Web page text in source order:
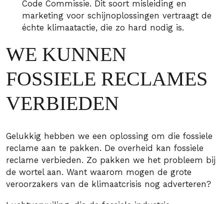
Code Commissie. Dit soort misleiding en
marketing voor schijnoplossingen vertraagt de
échte klimaatactie, die zo hard nodig is.
WE KUNNEN
FOSSIELE RECLAMES
VERBIEDEN
Gelukkig hebben we een oplossing om die fossiele
reclame aan te pakken. De overheid kan fossiele
reclame verbieden. Zo pakken we het probleem bij
de wortel aan. Want waarom mogen de grote
veroorzakers van de klimaatcrisis nog adverteren?